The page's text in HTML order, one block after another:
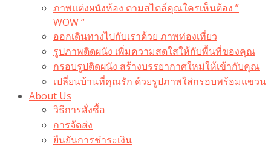
ภาพแต่งผนังห้อง ตามสไตล์คุณใครเห็นต้อง ”
WOW “
ออกเดินทางไปกับเราด้วย ภาพท่องเที่ยว
รูปภาพติดผนัง เพิ่มความสดใสให้กับพื้นที่ของคุณ
กรอบรูปติดผนัง สร้างบรรยากาศใหม่ให้เข้ากับคุณ
เปลี่ยนบ้านที่คุณรัก ด้วยรูปภาพใส่กรอบพร้อมแขวน​
About Us
วิธีการสั่งซื้อ
การจัดส่ง
ยืนยันการชำระเงิน